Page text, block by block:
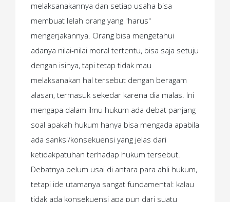
melaksanakannya dan setiap usaha bisa
membuat lelah orang yang "harus"
mengerjakannya. Orang bisa mengetahui
adanya nilai-nilai moral tertentu, bisa saja setuju
dengan isinya, tapi tetap tidak mau
melaksanakan hal tersebut dengan beragam
alasan, termasuk sekedar karena dia malas. Ini
mengapa dalam ilmu hukum ada debat panjang
soal apakah hukum hanya bisa mengada apabila
ada sanksi/konsekuensi yang jelas dari
ketidakpatuhan terhadap hukum tersebut.
Debatnya belum usai di antara para ahli hukum,
tetapi ide utamanya sangat fundamental: kalau
tidak ada konsekuensi apa pun dari suatu